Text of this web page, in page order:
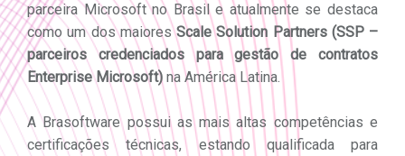
parceira Microsoft no Brasil e atualmente se destaca
como um dos maioresScale Solution Partners (SSP –
parceiros credenciados para gestão de contratos
Enterprise Microsoft) na América Latina.
A Brasoftware possui as mais altas competências e
certificações técnicas, estando qualificada para